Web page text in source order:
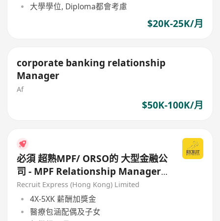
大學學位, Diploma都會考慮
$20K-25K/月
corporate banking relationship
Manager
Af
$50K-100K/月
必須 超熟MPF/ ORSO的 大型金融公
司 - MPF Relationship Manager
(B2B) (不用跑數)
Recruit Express (Hong Kong) Limited
4X-5XK 薪酬加獎金
醫療包涵配偶及子女